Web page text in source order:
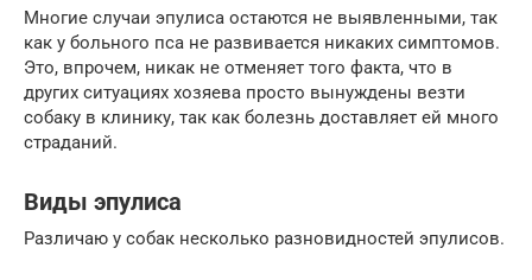
Многие случаи эпулиса остаются не выявленными, так
как у больного пса не развивается никаких симптомов.
Это, впрочем, никак не отменяет того факта, что в
других ситуациях хозяева просто вынуждены везти
собаку в клинику, так как болезнь доставляет ей много
страданий.
Виды эпулиса
Различаю у собак несколько разновидностей эпулисов.